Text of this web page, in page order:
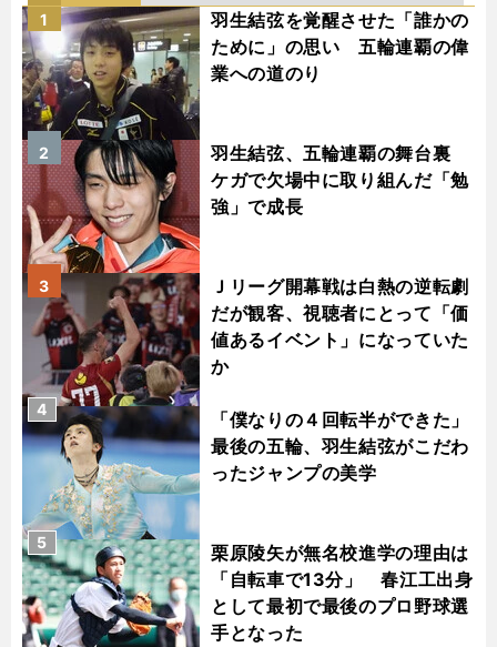
羽生結弦を覚醒させた「誰かの
ために」の思い 五輪連覇の偉
業への道のり
1
羽生結弦、五輪連覇の舞台裏
ケガで欠場中に取り組んだ「勉
強」で成長
2
Ｊリーグ開幕戦は白熱の逆転劇
だが観客、視聴者にとって「価
値あるイベント」になっていた
か
3
「僕なりの４回転半ができた」
最後の五輪、羽生結弦がこだわ
ったジャンプの美学
4
栗原陵矢が無名校進学の理由は
「自転車で13分」 春江工出身
として最初で最後のプロ野球選
手となった
5